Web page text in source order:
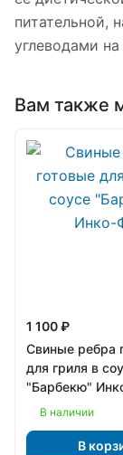
питательной,
углеводами
Вам также
1 100 ₽
Свиные ребра
для гриля в
"Барбекю"
В наличии
В